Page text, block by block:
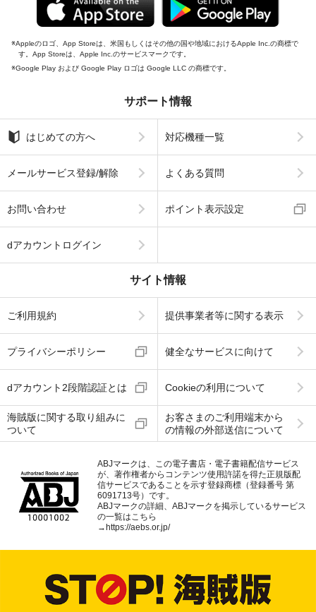
Appleのロゴ、App Storeは、米国もしくはその他の国や地域におけるApple Inc.の商標で
す。App Storeは、Apple Inc.のサービスマークです。
Google Play および Google Play ロゴは Google LLC の商標です。
サポート情報
はじめての方へ 対応機種一覧
メールサービス登録/解除 よくある質問
お問い合わせ ポイント表示設定
dアカウントログイン
サイト情報
ご利用規約 提供事業者等に関する表示
プライバシーポリシー 健全なサービスに向けて
dアカウント2段階認証とは Cookieの利用について
海賊版に関する取り組みに
ついて
お客さまのご利用端末から
の情報の外部送信について
ABJマークは、この電子書店・電子書籍配信サービス
が、著作権者からコンテンツ使用許諾を得た正規版配
信サービスであることを示す登録商標（登録番号 第
6091713号）です。
ABJマークの詳細、ABJマークを掲示しているサービス
の一覧はこちら
→ https://aebs.or.jp/